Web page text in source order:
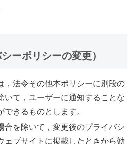
ーポリシーの変更）
，法令その他本ポリシーに別段の
いて，ユーザーに通知することな
できるものとします。
合を除いて，変更後のプライバシ
ェブサイトに掲載したときから効